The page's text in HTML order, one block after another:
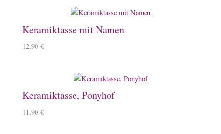
Keramiktasse mit Namen
12,90 €
Keramiktasse, Ponyhof
11,90 €